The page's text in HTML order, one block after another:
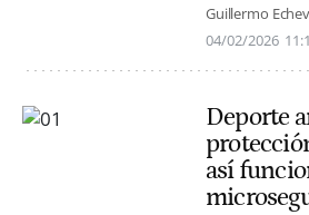
Guillermo
04/02/2026
Deporte
así